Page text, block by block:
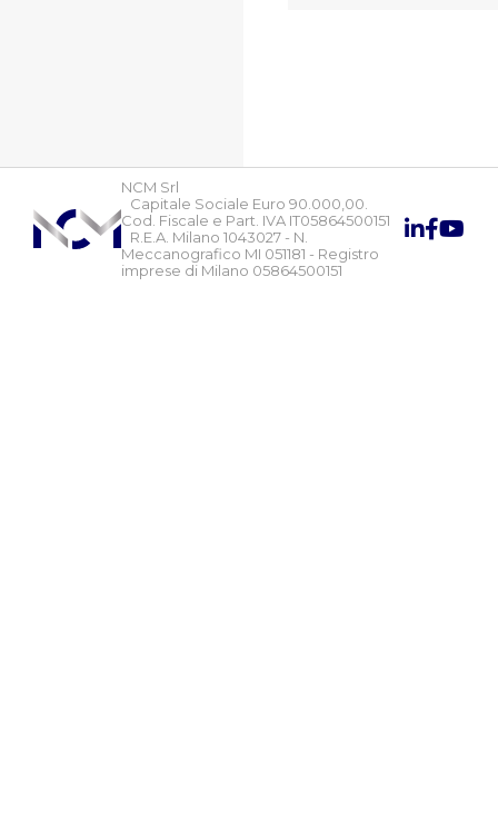
NCM Srl
Capitale Sociale Euro 90.000,00.
Cod. Fiscale e Part. IVA IT05864500151
R.E.A. Milano 1043027 - N.
Meccanografico MI 051181 - Registro
imprese di Milano 05864500151